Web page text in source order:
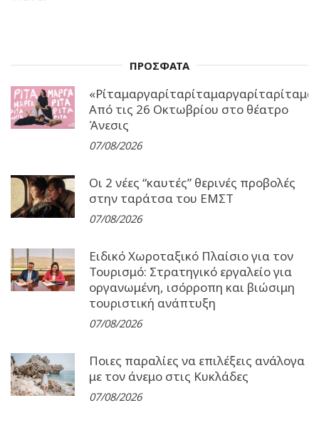
ΠΡΟΣΦΑΤΑ
Από τις 26 Οκτωβρίου στο θέατρο
Άνεσις
07/08/2026
Οι 2 νέες “καυτές” θερινές προβολές
στην ταράτσα του ΕΜΣΤ
07/08/2026
Ειδικό Χωροταξικό Πλαίσιο για τον
Τουρισμό: Στρατηγικό εργαλείο για
οργανωμένη, ισόρροπη και βιώσιμη
τουριστική ανάπτυξη
07/08/2026
Ποιες παραλίες να επιλέξεις ανάλογα
με τον άνεμο στις Κυκλάδες
07/08/2026